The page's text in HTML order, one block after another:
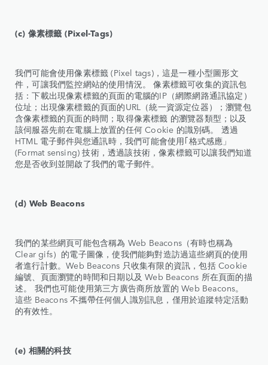
(c) 像素標籤 (Pixel-Tags)
我們可能會使用像素標籤 (Pixel tags)，這是一種小型圖形文
件，可讓我們監控網站的使用情況。 像素標籤可收集的資訊包
括：下載出現像素標籤的頁面的電腦的IP（網際網路通訊協定）
位址；出現像素標籤的頁面的URL（統一資源定位器）；瀏覽包
含像素標籤的頁面的時間；取得像素標籤 的瀏覽器類型；以及
該伺服器先前在電腦上放置的任何 Cookie 的識別碼。 透過
HTML 電子郵件與您通訊時，我們可能會使用｢格式感應」
(Format sensing) 技術，透過該技術，像素標籤可以讓我們知道
您是否收到並開啟了我們的電子郵件。
(d) Web Beacons
我們的某些網頁可能包含稱為 Web Beacons（有時也稱為
Clear gifs）的電子圖像，使我們能夠對造訪過這些網頁的使用
者進行計數。Web Beacons 只收集有限的資訊，包括 Cookie
編號、頁面瀏覽的時間和日期以及 Web Beacons 所在頁面的描
述。 我們也可能使用第三方廣告商所放置的 Web Beacons。
這些 Beacons 不攜帶任何個人識別訊息，僅用於追蹤特定活動
的有效性。
(e) 相關的科技